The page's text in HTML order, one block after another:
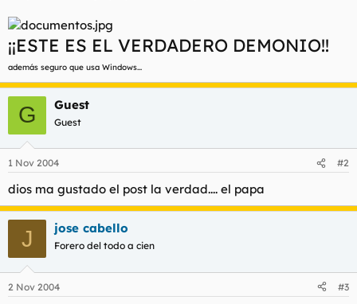
¡¡ESTE ES EL VERDADERO DEMONIO!!
además seguro que usa Windows...
G Guest
Guest
1 Nov 2004 #2
dios ma gustado el post la verdad.... el papa
J jose cabello
Forero del todo a cien
2 Nov 2004 #3